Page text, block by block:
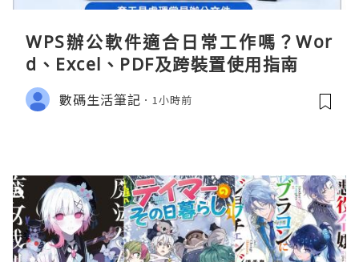
WPS辦公軟件適合日常工作嗎？Wor
d、Excel、PDF及跨裝置使用指南
數碼生活筆記 1小時前